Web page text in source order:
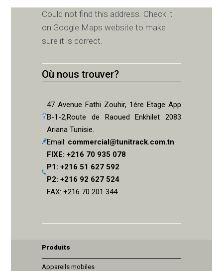
Could not find this address. Check it
on Google Maps website to make
sure it is correct.
Où nous trouver?
47 Avenue Fathi Zouhir, 1ére Etage App
B-1-2,Route de Raoued Enkhilet 2083
Ariana Tunisie.
Email: commercial@tunitrack.com.tn
FIXE: +216 70 935 078
P1: +216 51 627 592
P2: +216 92 627 524
FAX: +216 70 201 344
Produits
Appareils mobiles